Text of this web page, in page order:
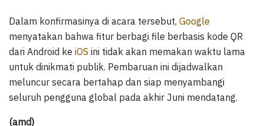
Dalam konfirmasinya di acara tersebut, Google
menyatakan bahwa fitur berbagi file berbasis kode QR
dari Android ke iOS ini tidak akan memakan waktu lama
untuk dinikmati publik. Pembaruan ini dijadwalkan
meluncur secara bertahap dan siap menyambangi
seluruh pengguna global pada akhir Juni mendatang.
(amd)